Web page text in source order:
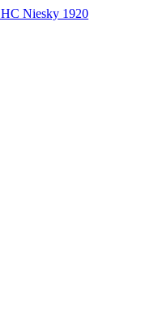
HC Niesky 1920